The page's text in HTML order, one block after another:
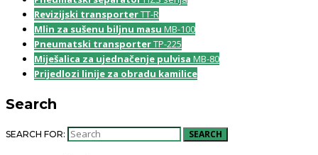
Revizijski transporterTT-R
Mlin za sušenu biljnu masu MB-100
Pneumatski transporterTP-225
Miješalica za ujednačenje pulvisa MB-80
Prijedlozi linije za obradu kamilice
Search
SEARCH FOR: SEARCH